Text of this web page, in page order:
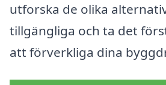
utforska de olika
tillgängliga och ta det
att förverkliga dina